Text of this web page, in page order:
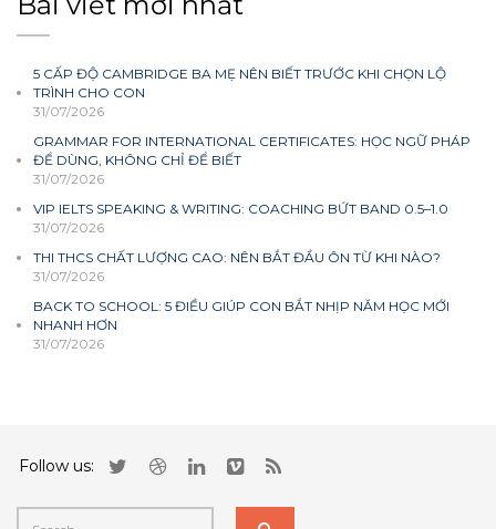
5 CẤP ĐỘ CAMBRIDGE BA MẸ NÊN BIẾT TRƯỚC KHI CHỌN LỘ
TRÌNH CHO CON
31/07/2026
GRAMMAR FOR INTERNATIONAL CERTIFICATES: HỌC NGỮ PHÁP
ĐỂ DÙNG, KHÔNG CHỈ ĐỂ BIẾT
31/07/2026
VIP IELTS SPEAKING & WRITING: COACHING BỨT BAND 0.5–1.0
31/07/2026
THI THCS CHẤT LƯỢNG CAO: NÊN BẮT ĐẦU ÔN TỪ KHI NÀO?
31/07/2026
BACK TO SCHOOL: 5 ĐIỀU GIÚP CON BẮT NHỊP NĂM HỌC MỚI
NHANH HƠN
31/07/2026
Follow us: